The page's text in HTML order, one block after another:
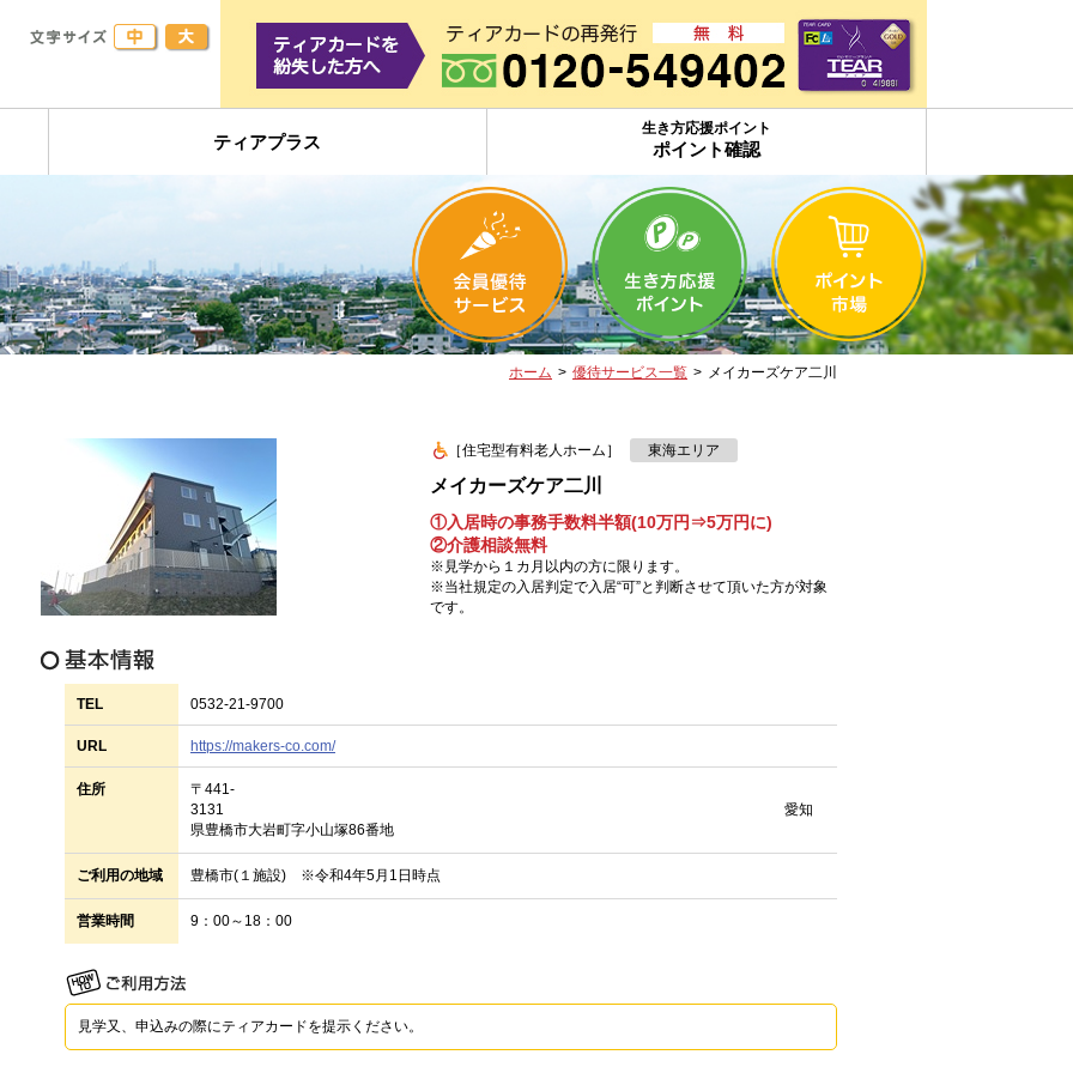
ティアプラス
生き方応援ポイント
ポイント確認
ホーム > 優待サービス一覧 > メイカーズケア二川
［住宅型有料老人ホーム］ 東海エリア
メイカーズケア二川
①入居時の事務手数料半額(10万円⇒5万円に)
②介護相談無料
※見学から１カ月以内の方に限ります。
※当社規定の入居判定で入居“可”と判断させて頂いた方が対象
です。
TEL 0532-21-9700
URL https://makers-co.com/
住所
〒441-
3131 愛知
県豊橋市大岩町字小山塚86番地
ご利用の地域 豊橋市(１施設) ※令和4年5月1日時点
営業時間 9：00～18：00
見学又、申込みの際にティアカードを提示ください。